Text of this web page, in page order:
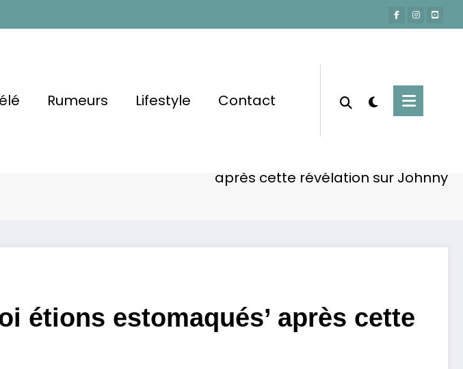
Rumeurs Lifestyle Contact
après cette révélation sur Johnny
étions estomaqués’ après cette